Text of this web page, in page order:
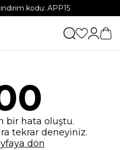
kodu: APP15
bir hata oluştu.
tekrar deneyiniz.
dön